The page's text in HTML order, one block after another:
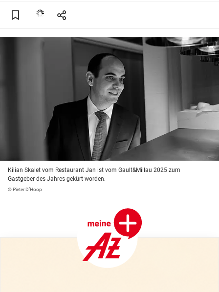
Kilian Skalet vom Restaurant Jan ist vom Gault&Millau 2025 zum
Gastgeber des Jahres gekürt worden.
© Pieter D’Hoop